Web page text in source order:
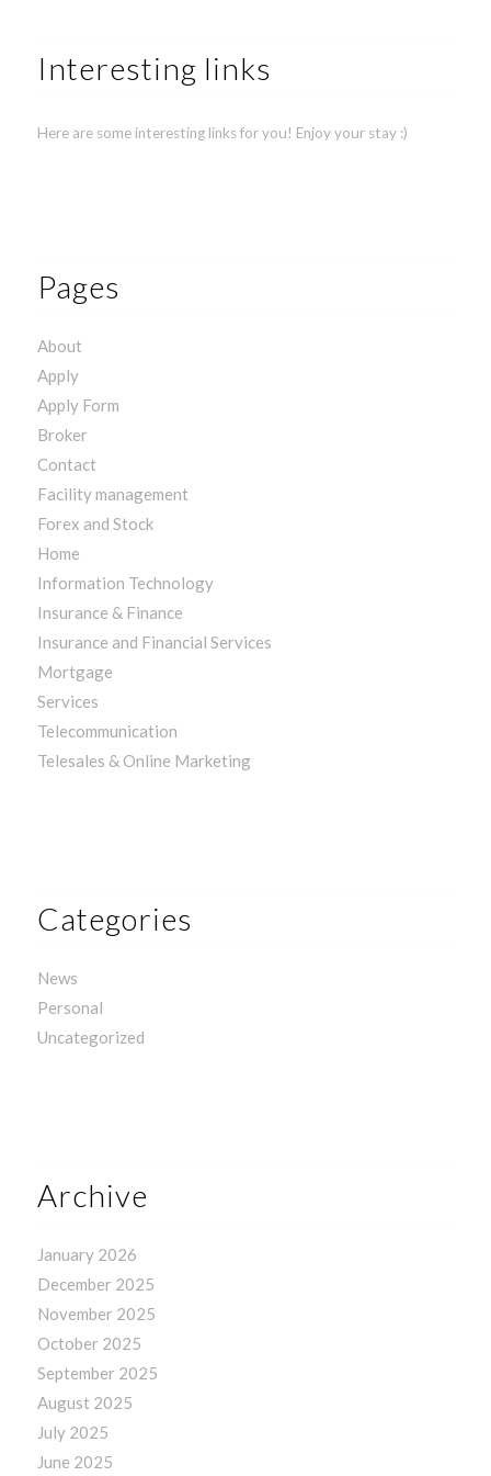
Interesting links
Here are some interesting links for you! Enjoy your stay :)
Pages
About
Apply
Apply Form
Broker
Contact
Facility management
Forex and Stock
Home
Information Technology
Insurance & Finance
Insurance and Financial Services
Mortgage
Services
Telecommunication
Telesales & Online Marketing
Categories
News
Personal
Uncategorized
Archive
January 2026
December 2025
November 2025
October 2025
September 2025
August 2025
July 2025
June 2025